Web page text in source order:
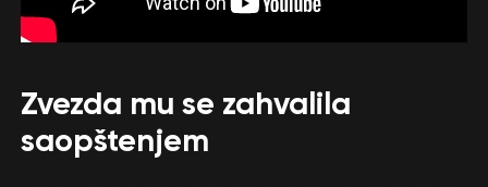
Zvezda mu se zahvalila
saopštenjem